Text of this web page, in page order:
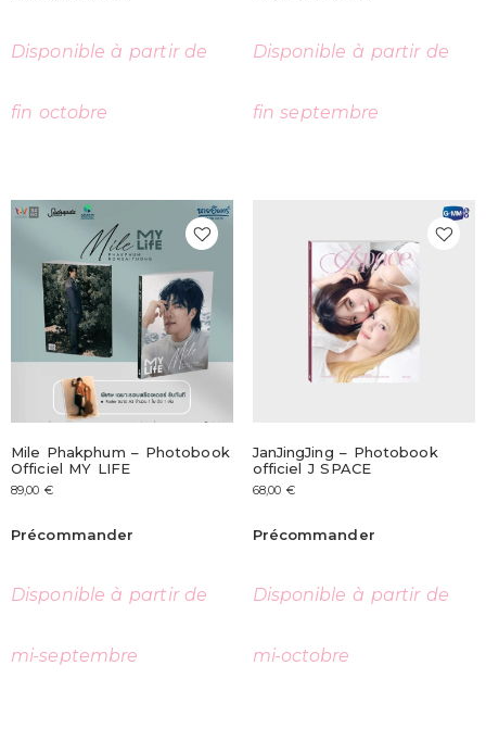
Disponible à partir de
fin octobre
Disponible à partir de
fin septembre
Mile Phakphum – Photobook
Officiel MY LIFE
89,00 €
Précommander
Disponible à partir de
mi-septembre
JanJingJing – Photobook
officiel J SPACE
68,00 €
Précommander
Disponible à partir de
mi-octobre